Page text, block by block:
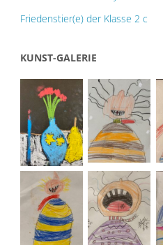
Friedenstier(e) der Klasse 2 c
KUNST-GALERIE